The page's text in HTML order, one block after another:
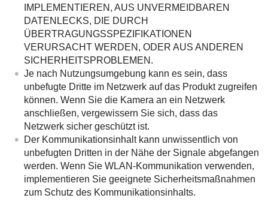
IMPLEMENTIEREN, AUS UNVERMEIDBAREN
DATENLECKS, DIE DURCH
ÜBERTRAGUNGSSPEZIFIKATIONEN
VERURSACHT WERDEN, ODER AUS ANDEREN
SICHERHEITSPROBLEMEN.
Je nach Nutzungsumgebung kann es sein, dass
unbefugte Dritte im Netzwerk auf das Produkt zugreifen
können. Wenn Sie die Kamera an ein Netzwerk
anschließen, vergewissern Sie sich, dass das
Netzwerk sicher geschützt ist.
Der Kommunikationsinhalt kann unwissentlich von
unbefugten Dritten in der Nähe der Signale abgefangen
werden. Wenn Sie WLAN-Kommunikation verwenden,
implementieren Sie geeignete Sicherheitsmaßnahmen
zum Schutz des Kommunikationsinhalts.